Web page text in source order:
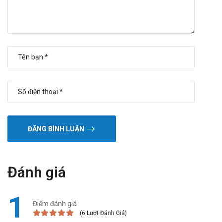
sử dụng đồng thời Tolperison có thể làm tăng nồng độ trong
máu của các thuốc chuyển hóa chủ yếu qua CYP2D6 như
Thioridazin, Tolterodin, Venlafaxin,Atomoxetin, Desipramin,
Các nghiên cứu in vitro trên các tiểu thùy gan và tế bào gan
CYP1A2, CYP3A4).
Ngược lại, nồng độ Tolperison không bị ảnh hưởng khi sử
Tolperison có thể chuyển hóa qua các con đường khác.
Sinh khả dụng của Tolperison bị giảm nếu không uống thuốc
ĐĂNG BÌNH LUẬN
Đánh giá
1 Điểm đánh giá
(6 Lượt Đánh Giá)